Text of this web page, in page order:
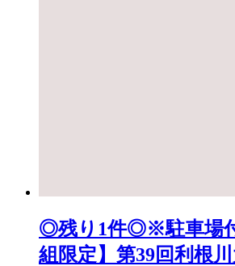
◎残り1件◎※駐車場
組限定】第39回利根